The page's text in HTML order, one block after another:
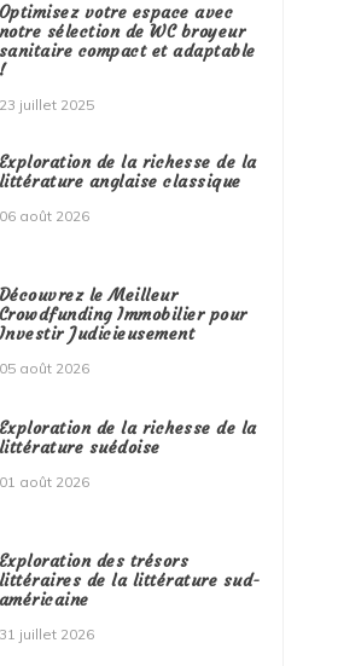
Optimisez votre espace avec
notre sélection de WC broyeur
sanitaire compact et adaptable
!
23 juillet 2025
Exploration de la richesse de la
littérature anglaise classique
06 août 2026
Découvrez le Meilleur
Crowdfunding Immobilier pour
Investir Judicieusement
05 août 2026
Exploration de la richesse de la
littérature suédoise
01 août 2026
Exploration des trésors
littéraires de la littérature sud-
américaine
31 juillet 2026